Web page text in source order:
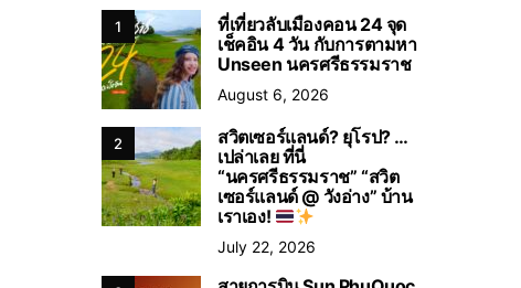
1
ที่เที่ยวลับเมืองคอน 24 จุด
เช็คอิน 4 วัน กับการตามหา
Unseen นครศรีธรรมราช
August 6, 2026
2
สวิตเซอร์แลนด์? ยุโรป? …
เปล่าเลย ที่นี่
“นครศรีธรรมราช” “สวิต
เซอร์แลนด์ @ วังอ่าง” บ้าน
เราเอง!
July 22, 2026